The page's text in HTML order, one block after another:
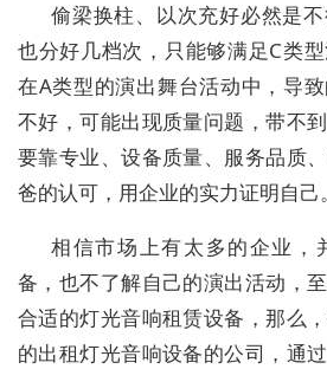
偷梁换柱、以次充好必然是
也分好几档次，只能够满足C类
在A类型的演出舞台活动中，导
不好，可能出现质量问题，带不
要靠专业、设备质量、服务品质
爸的认可，用企业的实力证明自己。
相信市场上有太多的企业，
备，也不了解自己的演出活动，
合适的灯光音响租赁设备，那么
的出租灯光音响设备的公司，通